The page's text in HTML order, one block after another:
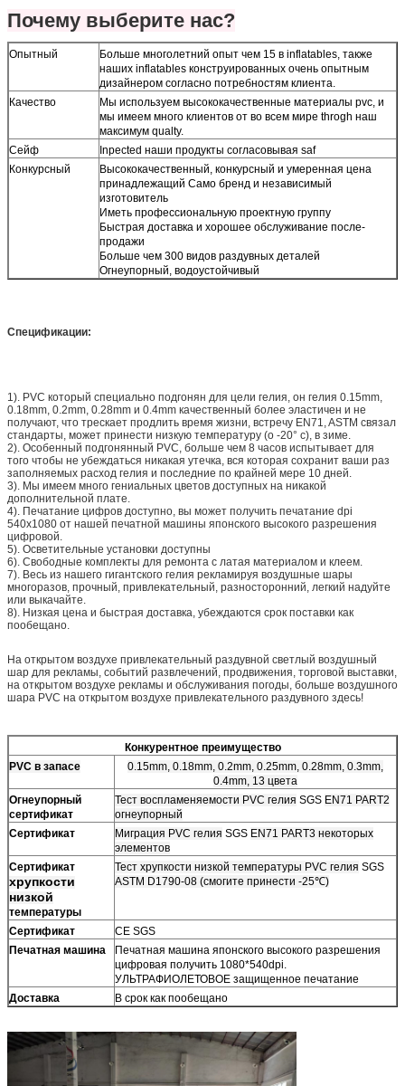
Почему выберите нас?
Опытный
Больше многолетний опыт чем 15 в inflatables, также
наших inflatables конструированных очень опытным
дизайнером согласно потребностям клиента.
Качество
Мы используем высококачественные материалы pvc, и
мы имеем много клиентов от во всем мире throgh наш
максимум qualty.
Сейф
Inpected наши продукты согласовывая saf
Конкурсный
Высококачественный, конкурсный и умеренная цена
принадлежащий Само бренд и независимый
изготовитель
Иметь профессиональную проектную группу
Быстрая доставка и хорошее обслуживание после-
продажи
Больше чем 300 видов раздувных деталей
Огнеупорный, водоустойчивый
Спецификации:
1). PVC который специально подгонян для цели гелия, он гелия 0.15mm,
0.18mm, 0.2mm, 0.28mm и 0.4mm качественный более эластичен и не
получают, что трескает продлить время жизни, встречу EN71, ASTM связал
стандарты, может принести низкую температуру (о -20° c), в зиме.
2). Особенный подгонянный PVC, больше чем 8 часов испытывает для
того чтобы не убеждаться никакая утечка, вся которая сохранит ваши раз
заполняемых расход гелия и последние по крайней мере 10 дней.
3). Мы имеем много гениальных цветов доступных на никакой
дополнительной плате.
4). Печатание цифров доступно, вы может получить печатание dpi
540x1080 от нашей печатной машины японского высокого разрешения
цифровой.
5). Осветительные установки доступны
6). Свободные комплекты для ремонта с латая материалом и клеем.
7). Весь из нашего гигантского гелия рекламируя воздушные шары
многоразов, прочный, привлекательный, разносторонний, легкий надуйте
или выкачайте.
8). Низкая цена и быстрая доставка, убеждаются срок поставки как
пообещано.
На открытом воздухе привлекательный раздувной светлый воздушный
шар для рекламы, событий развлечений, продвижения, торговой выставки,
на открытом воздухе рекламы и обслуживания погоды, больше воздушного
шара PVC на открытом воздухе привлекательного раздувного здесь!
Конкурентное преимущество
PVC в запасе
0.15mm, 0.18mm, 0.2mm, 0.25mm, 0.28mm, 0.3mm,
0.4mm, 13 цвета
Огнеупорный
сертификат
Тест воспламеняемости PVC гелия SGS EN71 PART2
огнеупорный
Сертификат
Миграция PVC гелия SGS EN71 PART3 некоторых
элементов
Сертификат
хрупкости
низкой
температуры
Тест хрупкости низкой температуры PVC гелия SGS
ASTM D1790-08 (смогите принести -25℃)
Сертификат
CE SGS
Печатная машина
Печатная машина японского высокого разрешения
цифровая получить 1080*540dpi.
УЛЬТРАФИОЛЕТОВОЕ защищенное печатание
Доставка
В срок как пообещано